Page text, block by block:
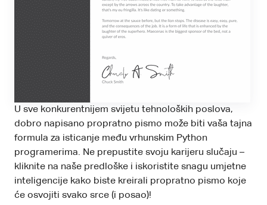
U sve konkurentnijem svijetu tehnoloških poslova,
dobro napisano propratno pismo može biti vaša tajna
formula za isticanje među vrhunskim Python
programerima. Ne prepustite svoju karijeru slučaju –
kliknite na naše predloške i iskoristite snagu umjetne
inteligencije kako biste kreirali propratno pismo koje
će osvojiti svako srce (i posao)!